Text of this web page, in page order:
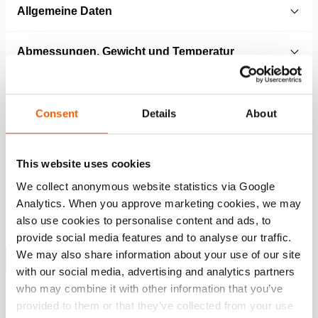
Consent Details About
This website uses cookies
We collect anonymous website statistics via Google
Analytics. When you approve marketing cookies, we may
also use cookies to personalise content and ads, to
provide social media features and to analyse our traffic.
We may also share information about your use of our site
with our social media, advertising and analytics partners
who may combine it with other information that you’ve
provided to them or that they’ve collected from your use
Allgemeine Daten
Abmessungen, Gewicht und Temperatur
Merkmale
aufrechterhalten
Schutz vor Druckverlust durch druckgesteuertes
Rückschlagventil
Ausgenommen einfachwirkendes (M311) oder
doppeltwirkendes (M322 oder M323) Bedienungsventil
Mehr anzeigen